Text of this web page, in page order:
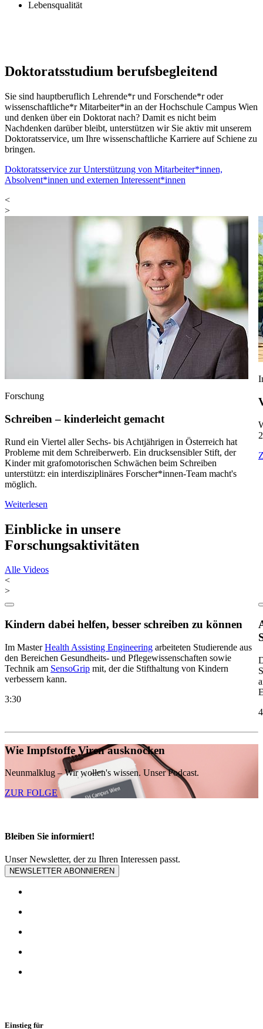
Lebensqualität
Doktoratsstudium berufsbegleitend
Sie sind hauptberuflich Lehrende*r und Forschende*r oder
wissenschaftliche*r Mitarbeiter*in an der Hochschule Campus Wien
und denken über ein Doktorat nach? Damit es nicht beim
Nachdenken darüber bleibt, unterstützen wir Sie aktiv mit unserem
Doktoratsservice, um Ihre wissenschaftliche Karriere auf Schiene zu
bringen.
Doktoratsservice zur Unterstützung von Mitarbeiter*innen,
Absolvent*innen und externen Interessent*innen
<
>
Forschung
Schreiben – kinderleicht gemacht
Rund ein Viertel aller Sechs- bis Achtjährigen in Österreich hat
Probleme mit dem Schreiberwerb. Ein drucksensibler Stift, der
Kinder mit grafomotorischen Schwächen beim Schreiben
unterstützt: ein interdisziplinäres Forscher*innen-Team macht's
möglich.
Weiterlesen
Einblicke in unsere
Forschungsaktivitäten
Alle Videos
<
>
Kindern dabei helfen, besser schreiben zu können
Im MasterHealth Assisting Engineering arbeiteten Studierende aus
den Bereichen Gesundheits- und Pflegewissenschaften sowie
Technik am SensoGrip mit, der die Stifthaltung von Kindern
verbessern kann.
3:30
Wie Impfstoffe Viren ausknocken
Neunmalklug – Wir wollen's wissen. Unser Podcast.
ZUR FOLGE
Bleiben Sie informiert!
Unser Newsletter, der zu Ihren Interessen passt.
NEWSLETTER ABONNIEREN
Einstieg für